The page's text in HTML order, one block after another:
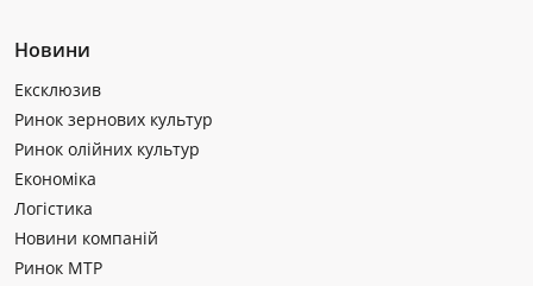
Новини
Ексклюзив
Ринок зернових культур
Ринок олійних культур
Економіка
Логістика
Новини компаній
Ринок МТР